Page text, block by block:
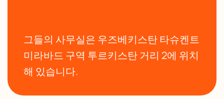
그들의 사무실은 우즈베키스탄 타슈켄트
미라바드 구역 투르키스탄 거리 2에 위치
해 있습니다.